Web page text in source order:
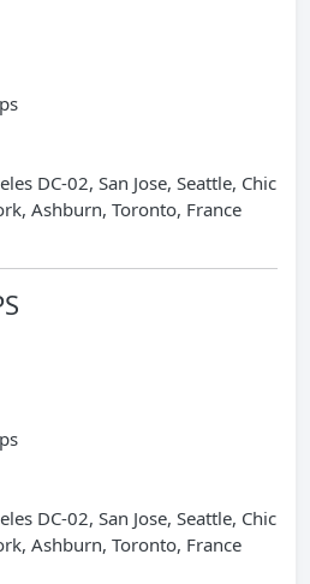
DC-02, San Jose, Seattle, Chic
Ashburn, Toronto, France
DC-02, San Jose, Seattle, Chic
Ashburn, Toronto, France